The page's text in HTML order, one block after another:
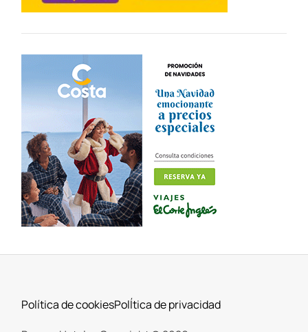
Política de cookiesPolÍtica de privacidad